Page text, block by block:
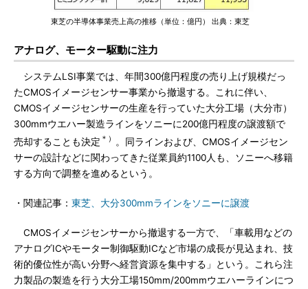
東芝の半導体事業売上高の推移（単位：億円） 出典：東芝
アナログ、モーター駆動に注力
システムLSI事業では、年間300億円程度の売り上げ規模だっ
たCMOSイメージセンサー事業から撤退する。これに伴い、
CMOSイメージセンサーの生産を行っていた大分工場（大分市）
300mmウエハー製造ラインをソニーに200億円程度の譲渡額で
売却することも決定 ＊）
。同ラインおよび、CMOSイメージセン
サーの設計などに関わってきた従業員約1100人も、ソニーへ移籍
する方向で調整を進めるという。
・関連記事： 東芝、大分300mmラインをソニーに譲渡
CMOSイメージセンサーから撤退する一方で、「車載用などの
アナログICやモーター制御駆動ICなど市場の成長が見込まれ、技
術的優位性が高い分野へ経営資源を集中する」という。これら注
力製品の製造を行う大分工場150mm/200mmウエハーラインにつ